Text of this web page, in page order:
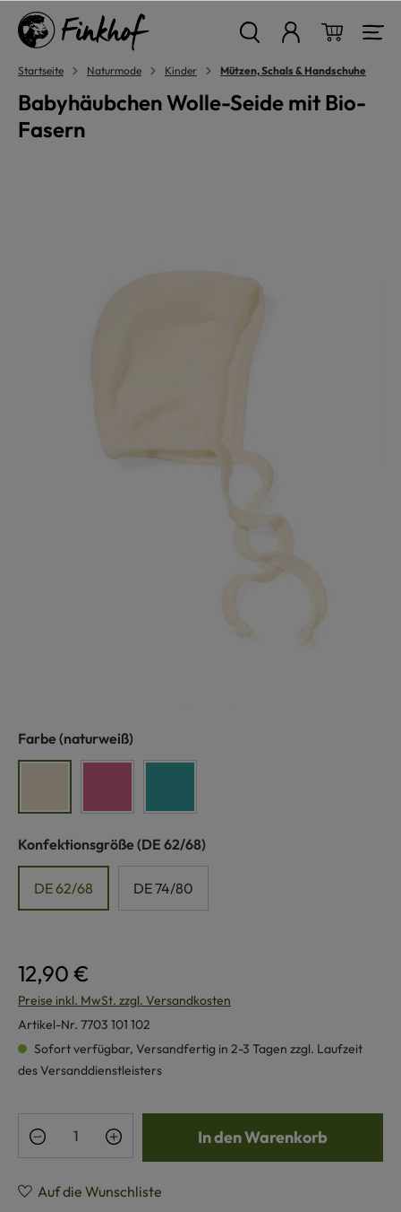
springen
Startseite Naturmode Kinder Mützen, Schals & Handschuhe
Babyhäubchen Wolle-Seide mit Bio-
Fasern
Farbe auswählen
(naturweiß)
Konfektionsgröße auswählen
(DE 62/68)
DE 62/68 DE 74/80
12,90 €
Preise inkl. MwSt. zzgl. Versandkosten
Artikel-Nr. 7703 101 102
Sofort verfügbar, Versandfertig in 2-3 Tagen zzgl. Laufzeit
des Versanddienstleisters
Produkt Anzahl: Gib den gewünschten
In den Warenkorb
Auf die Wunschliste